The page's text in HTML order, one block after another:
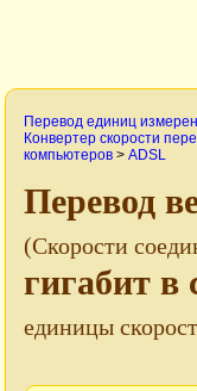
Перевод единиц
Конвертер скорости
компьютеров > ADSL
Перевод
(Cкорости
гигабит в
единицы